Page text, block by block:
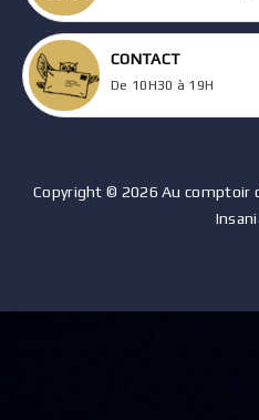
CONTACT
De 10H30 à 19H
Copyright © 2026 Au comptoir